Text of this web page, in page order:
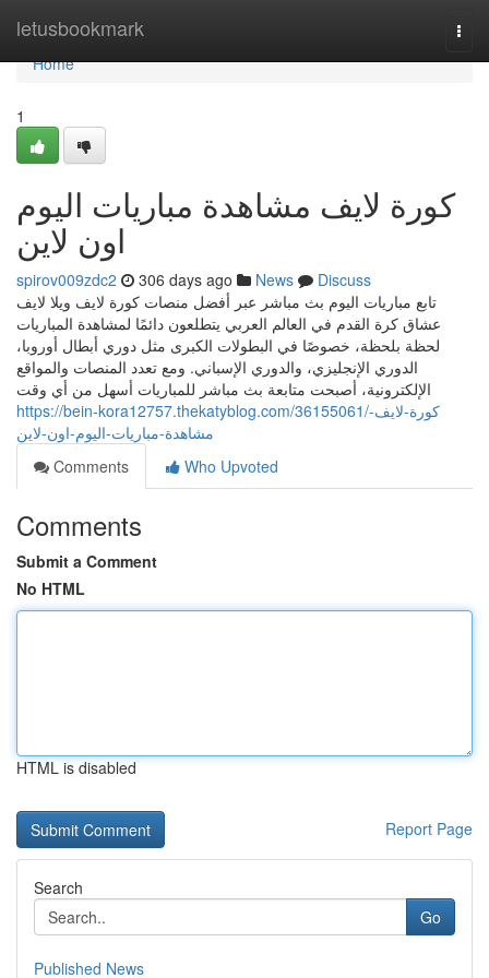
letusbookmark
Home
Home
1
كورة لايف مشاهدة مباريات اليوم
اون لاين
spirov009zdc2 306 days ago News
Discuss
تابع مباريات اليوم بث مباشر عبر أفضل منصات كورة لايف ويلا لايف
عشاق كرة القدم في العالم العربي يتطلعون دائمًا لمشاهدة المباريات
لحظة بلحظة، خصوصًا في البطولات الكبرى مثل دوري أبطال أوروبا،
الدوري الإنجليزي، والدوري الإسباني. ومع تعدد المنصات والمواقع
الإلكترونية، أصبحت متابعة بث مباشر للمباريات أسهل من أي وقت
https://bein-kora12757.thekatyblog.com/36155061/كورة-لايف-
مشاهدة-مباريات-اليوم-اون-لاين
Comments
Who Upvoted
Comments
Submit a Comment
No HTML
HTML is disabled
Report Page
Search
Go
Published News